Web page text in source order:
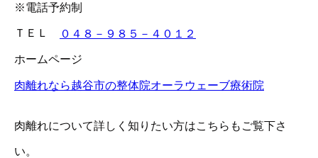
※電話予約制
ＴＥＬ ０４８－９８５－４０１２
ホームページ
肉離れなら越谷市の整体院オーラウェーブ療術院
肉離れについて詳しく知りたい方はこちらもご覧下さ
い。